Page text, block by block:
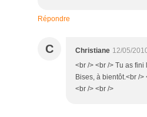
Répondre
C Christiane 12/05/
<br /> <br /> Tu as
Bises, à bientôt.<br />
<br /> <br />